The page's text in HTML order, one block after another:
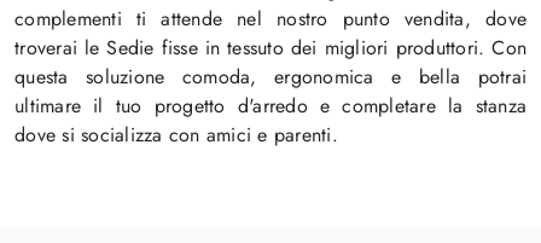
complementi ti attende nel nostro punto vendita, dove
troverai le Sedie fisse in tessuto dei migliori produttori. Con
questa soluzione comoda, ergonomica e bella potrai
ultimare il tuo progetto d'arredo e completare la stanza
dove si socializza con amici e parenti.